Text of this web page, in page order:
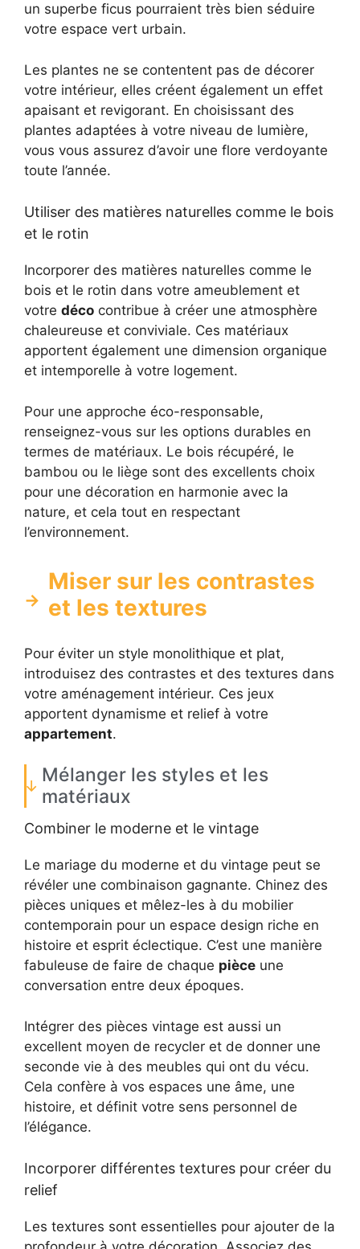
un superbe ficus pourraient très bien séduire
votre espace vert urbain.
Les plantes ne se contentent pas de décorer
votre intérieur, elles créent également un effet
apaisant et revigorant. En choisissant des
plantes adaptées à votre niveau de lumière,
vous vous assurez d’avoir une flore verdoyante
toute l’année.
Utiliser des matières naturelles comme le bois
et le rotin
Incorporer des matières naturelles comme le
bois et le rotin dans votre ameublement et
votre déco contribue à créer une atmosphère
chaleureuse et conviviale. Ces matériaux
apportent également une dimension organique
et intemporelle à votre logement.
Pour une approche éco-responsable,
renseignez-vous sur les options durables en
termes de matériaux. Le bois récupéré, le
bambou ou le liège sont des excellents choix
pour une décoration en harmonie avec la
nature, et cela tout en respectant
l’environnement.
Miser sur les contrastes
et les textures
Pour éviter un style monolithique et plat,
introduisez des contrastes et des textures dans
votre aménagement intérieur. Ces jeux
apportent dynamisme et relief à votre
appartement.
Mélanger les styles et les
matériaux
Combiner le moderne et le vintage
Le mariage du moderne et du vintage peut se
révéler une combinaison gagnante. Chinez des
pièces uniques et mêlez-les à du mobilier
contemporain pour un espace design riche en
histoire et esprit éclectique. C’est une manière
fabuleuse de faire de chaque pièce une
conversation entre deux époques.
Intégrer des pièces vintage est aussi un
excellent moyen de recycler et de donner une
seconde vie à des meubles qui ont du vécu.
Cela confère à vos espaces une âme, une
histoire, et définit votre sens personnel de
l’élégance.
Incorporer différentes textures pour créer du
relief
Les textures sont essentielles pour ajouter de la